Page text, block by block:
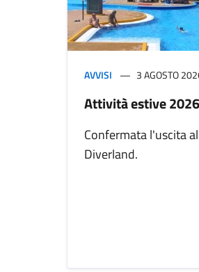
AVVISI 3 AGOSTO
Attività estive
Confermata l'uscita
Diverland.